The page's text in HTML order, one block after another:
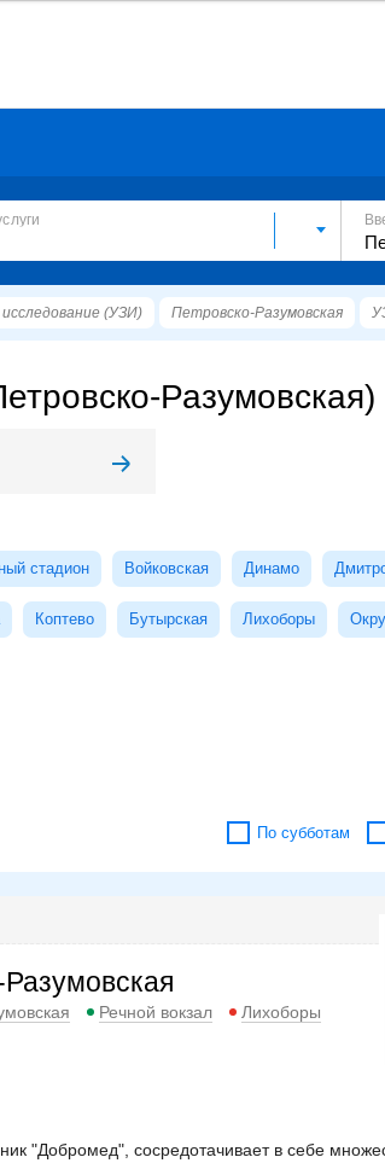
(УЗИ) Петровско-Разумовская
Разумовская)
стадион Войковская Динамо
Коптево Бутырская Лихоборы
По субботам
Речной вокзал
Лихоборы
"Добромед", сосредотачивает в себе